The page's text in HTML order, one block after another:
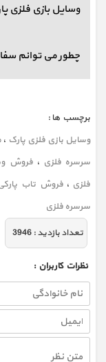
وسایل بازی فلزی
چطور می توانم
برچسب ها :
وسایل بازی فلزی پارک ،
سرسره فلزی ،فروش
فلزی ،فروش تاب
سرسره فلزی
تعداد بازديد :3946
نظرات كاربران :